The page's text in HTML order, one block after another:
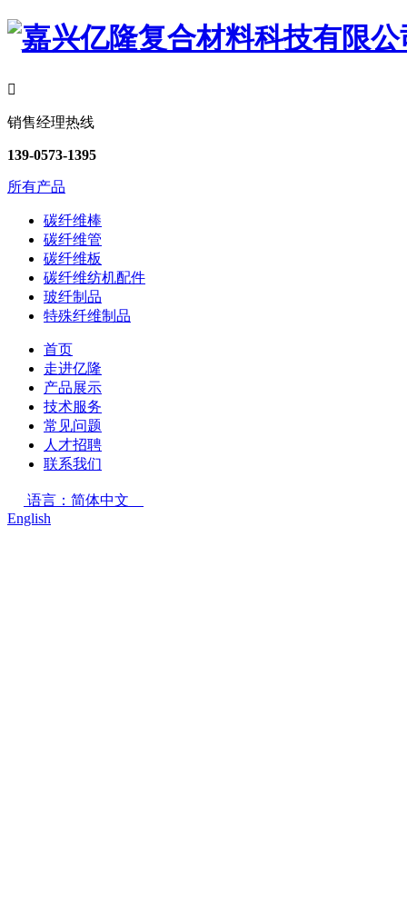

销售经理热线
139-0573-1395
所有产品
碳纤维棒
碳纤维管
碳纤维板
碳纤维纺机配件
玻纤制品
特殊纤维制品
首页
走进亿隆
产品展示
技术服务
常见问题
人才招聘
联系我们
语言：简体中文
English